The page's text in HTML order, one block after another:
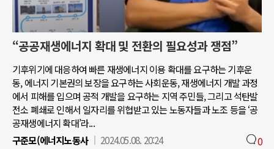
“공공재생에너지 확대 및 전환의 필요성과 쟁점”
기후위기에 대응하여 빠른 재생에너지 이용 확대를 요구하는 기후운
동, 에너지 기본권의 보장을 요구하는 사회운동, 재생에너지 개발 과정
에서 피해를 입으며 공적 개발을 요구하는 지역 주민들, 그리고 석탄발
전소 폐쇄로 인해서 일자리를 위협받고 있는 노동자들과 노조 등을 ‘공
공재생에너지 확대’라...
구준모(에너지노동사
2024.05.08. 20:24 0